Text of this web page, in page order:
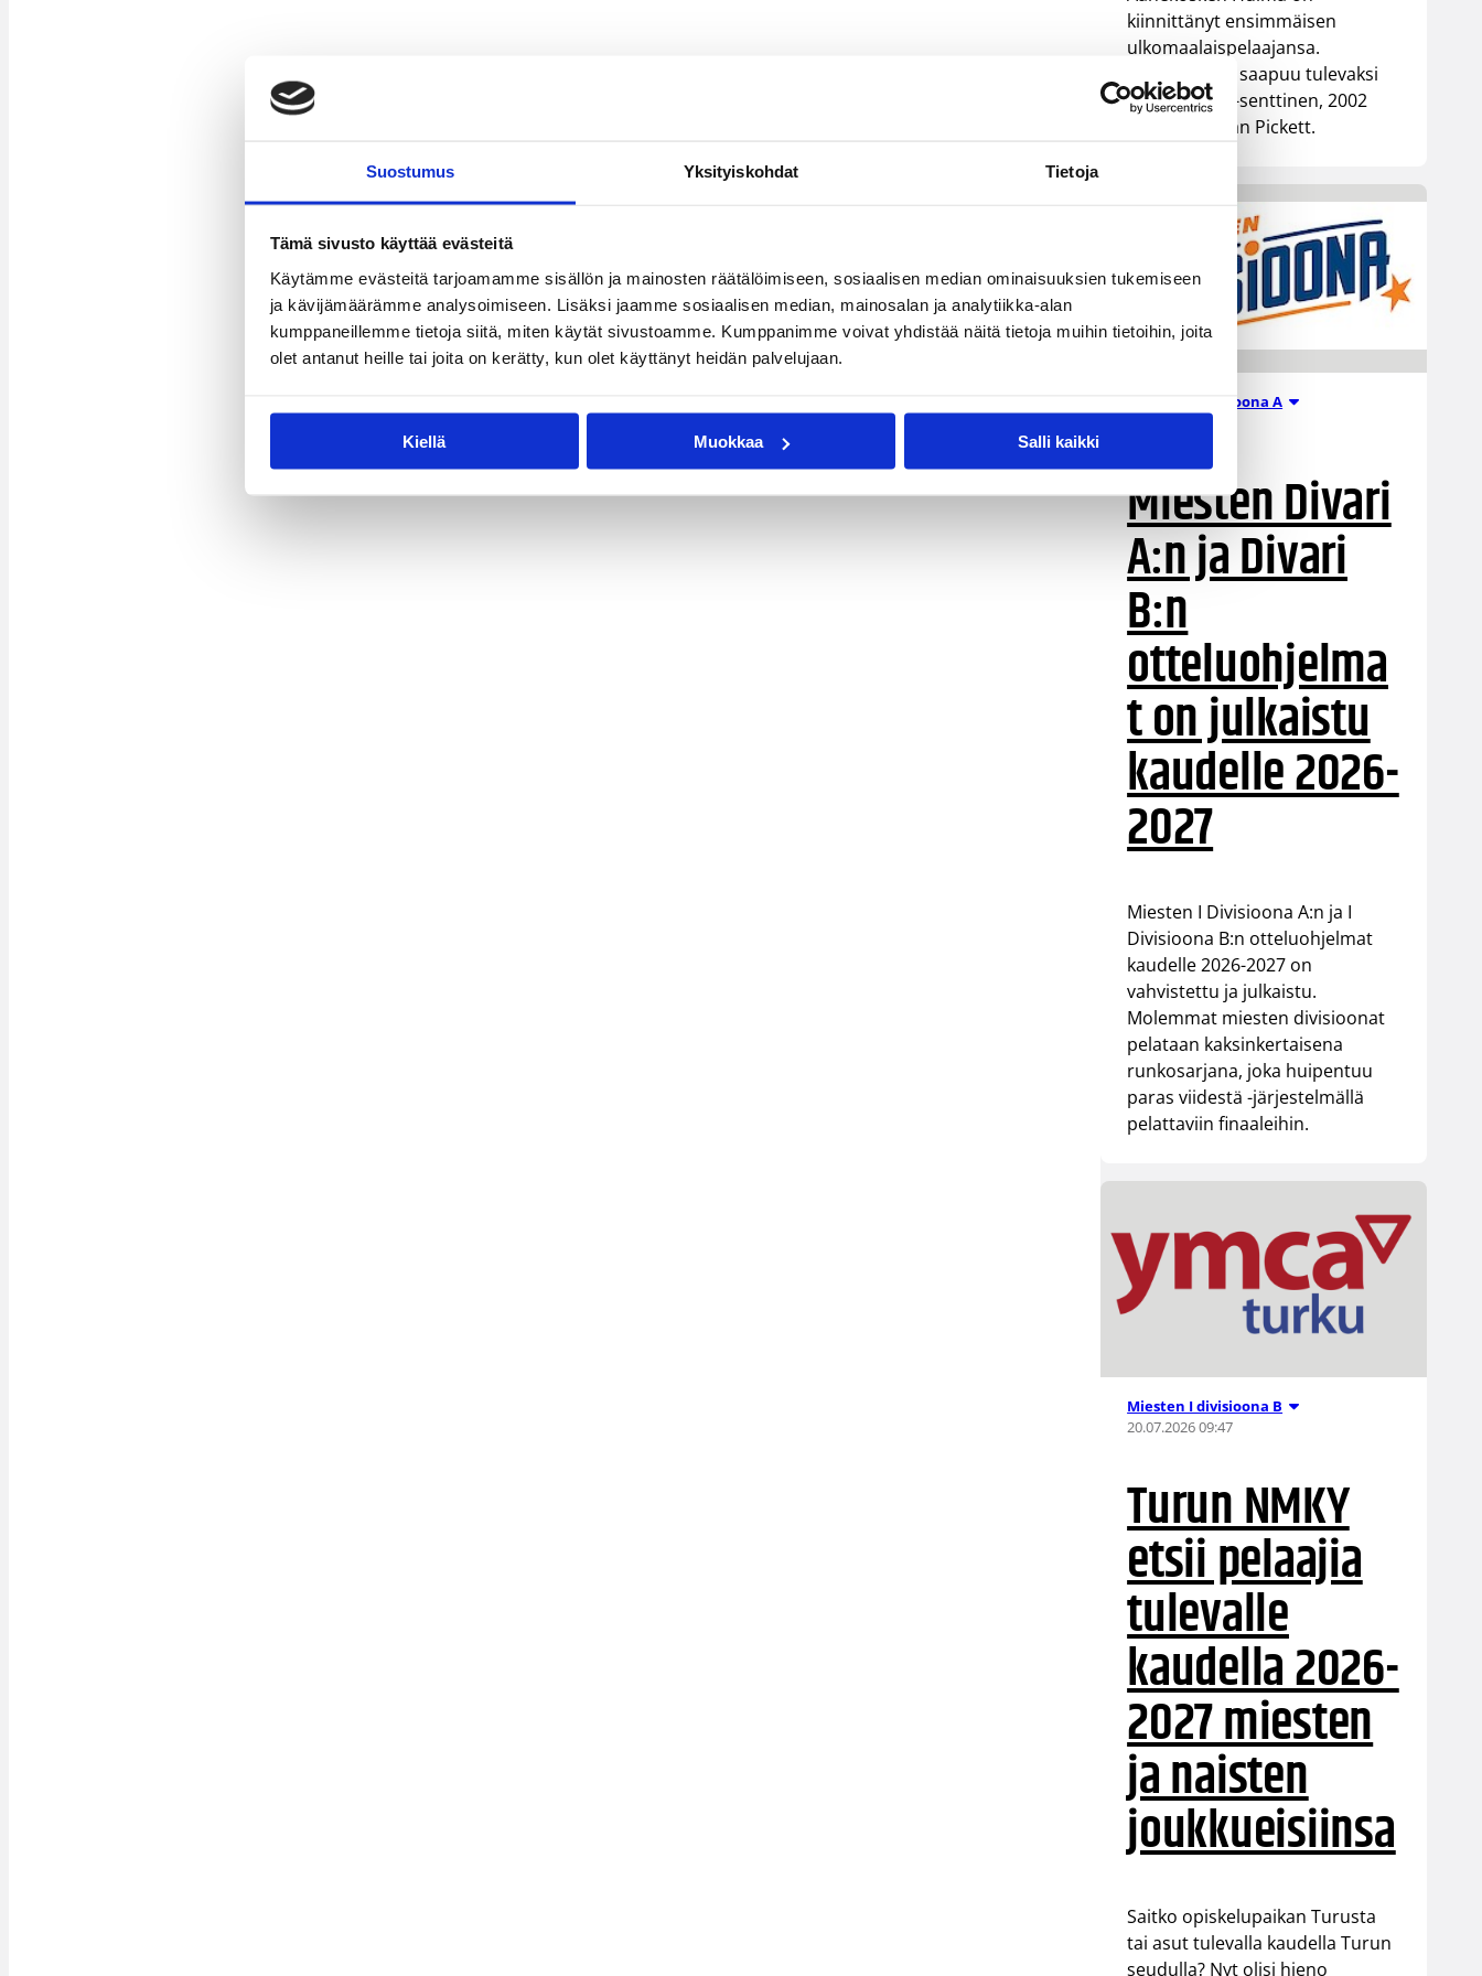
Suostumus Yksityiskohdat Tietoja
Tämä sivusto käyttää evästeitä
Käytämme evästeitä tarjoamamme sisällön ja mainosten räätälöimiseen, sosiaalisen median ominaisuuksien tukemiseen
ja kävijämäärämme analysoimiseen. Lisäksi jaamme sosiaalisen median, mainosalan ja analytiikka-alan
kumppaneillemme tietoja siitä, miten käytät sivustoamme. Kumppanimme voivat yhdistää näitä tietoja muihin tietoihin, joita
olet antanut heille tai joita on kerätty, kun olet käyttänyt heidän palvelujaan.
Kiellä Muokkaa Salli kaikki
kiinnittänyt ensimmäisen
ulkomaalaispelaajansa.
Äänekoskelle saapuu tulevaksi
kaudeksi 196-senttinen, 2002
syntynyt Ethan Pickett.
Miesten I divisioona A
21.07.2026 07:12
Miesten Divari
A:n ja Divari
B:n
otteluohjelma
t on julkaistu
kaudelle 2026-
2027
Miesten I Divisioona A:n ja I
Divisioona B:n otteluohjelmat
kaudelle 2026-2027 on
vahvistettu ja julkaistu.
Molemmat miesten divisioonat
pelataan kaksinkertaisena
runkosarjana, joka huipentuu
paras viidestä -järjestelmällä
pelattaviin finaaleihin.
Miesten I divisioona B
20.07.2026 09:47
Turun NMKY
etsii pelaajia
tulevalle
kaudella 2026-
2027 miesten
ja naisten
joukkueisiinsa
Saitko opiskelupaikan Turusta
tai asut tulevalla kaudella Turun
seudulla? Nyt olisi hieno